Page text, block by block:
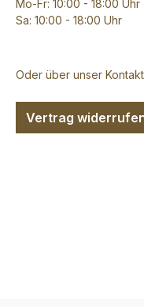
Mo-Fr: 10:00 - 18:00 Uhr
Sa: 10:00 - 18:00 Uhr
Oder über unser
Vertrag